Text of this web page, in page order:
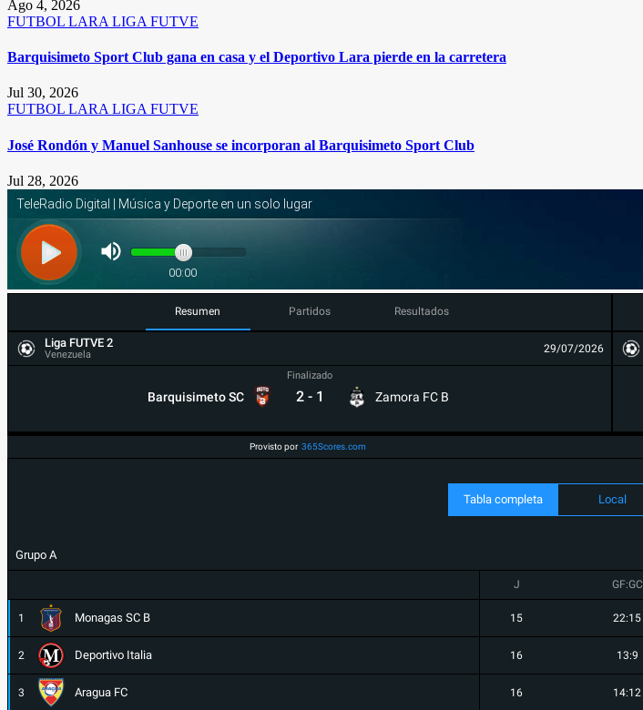
Ago 4, 2026
FUTBOL LARA LIGA FUTVE
Barquisimeto Sport Club gana en casa y el Deportivo Lara pierde en la carretera
Jul 30, 2026
FUTBOL LARALIGA FUTVE
José Rondón y Manuel Sanhouse se incorporan al Barquisimeto Sport Club
Jul 28, 2026
Resumen Partidos Resultados
Liga FUTVE 2
Venezuela 29/07/2026
Barquisimeto SC
Finalizado
2 - 1 Zamora FC B
Provisto por 365Scores.com
Tabla completa Local
Grupo A
J GF:GC
1 Monagas SC B 15 22:15
2 Deportivo Italia 16 13:9
3 Aragua FC 16 14:12